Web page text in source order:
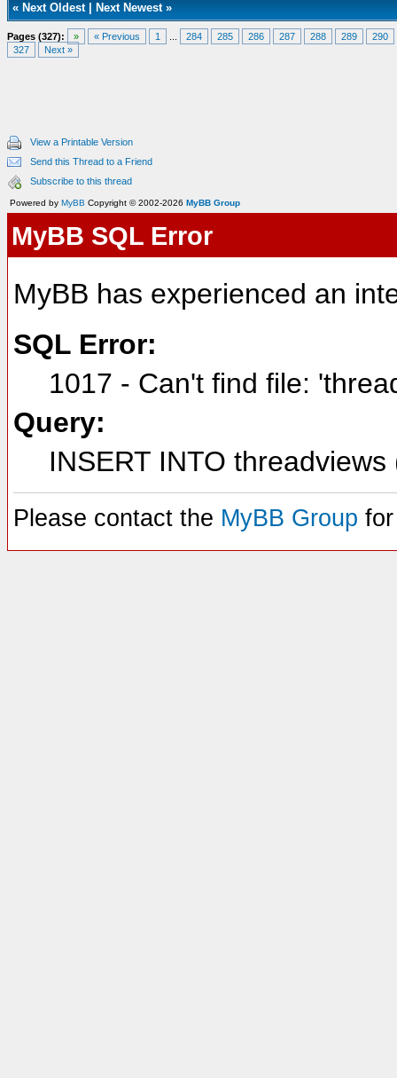
« Next Oldest| Next Newest»
Pages (327): » « Previous 1 284 285 286 287 288 289
290
327
Next »
View a Printable Version
Send this Thread to a Friend
Subscribe to this thread
Powered by MyBB Copyright © 2002-2026 MyBB Group
MyBB SQL Error
MyBB has experienced an
SQL Error:
1017 - Can't find file:
Query:
INSERT INTO
Please contact the MyBB Group